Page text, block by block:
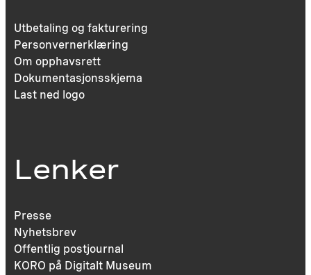
Utbetaling og fakturering
Personvernerklæring
Om opphavsrett
Dokumentasjonsskjema
Last ned logo
Lenker
Presse
Nyhetsbrev
Offentlig postjournal
KORO på Digitalt Museum